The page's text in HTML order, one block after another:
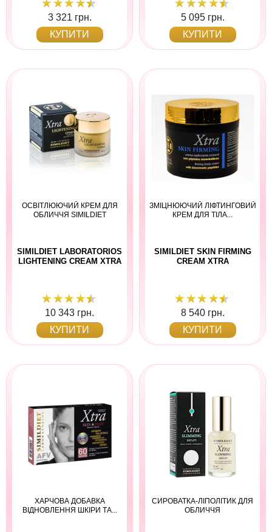
3 321 грн.
КУПИТИ
5 095 грн.
КУПИТИ
ОСВІТЛЮЮЧИЙ КРЕМ ДЛЯ
ОБЛИЧЧЯ SIMILDIET
SIMILDIET LABORATORIOS
LIGHTENING CREAM XTRA
10 343 грн.
КУПИТИ
ЗМІЦНЮЮЧИЙ ЛІФТИНГОВИЙ
КРЕМ ДЛЯ ТІЛА...
SIMILDIET SKIN FIRMING
CREAM XTRA
8 540 грн.
КУПИТИ
ХАРЧОВА ДОБАВКА
ВІДНОВЛЕННЯ ШКІРИ ТА...
СИРОВАТКА-ЛІПОЛІТИК ДЛЯ
ОБЛИЧЧЯ